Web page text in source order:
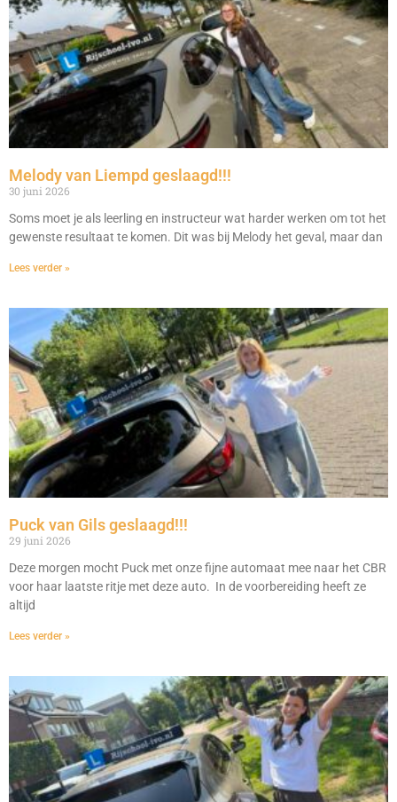
Melody van Liempd geslaagd!!!
30 juni 2026
Soms moet je als leerling en instructeur wat harder werken om tot het
gewenste resultaat te komen. Dit was bij Melody het geval, maar dan
Lees verder »
Puck van Gils geslaagd!!!
29 juni 2026
Deze morgen mocht Puck met onze fijne automaat mee naar het CBR
voor haar laatste ritje met deze auto. In de voorbereiding heeft ze
altijd
Lees verder »